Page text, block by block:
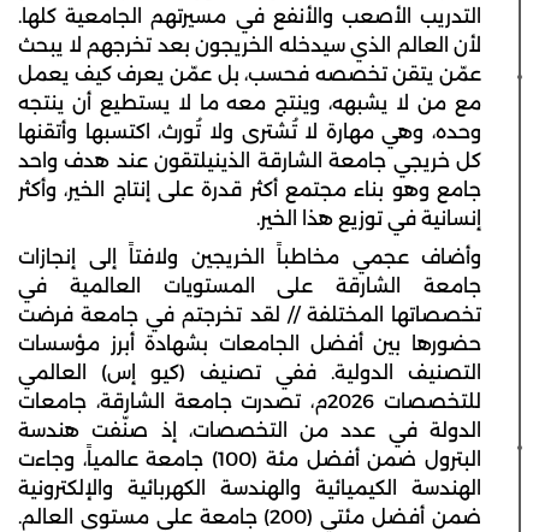
التدريب الأصعب والأنفع في مسيرتهم الجامعية كلها.
لأن العالم الذي سيدخله الخريجون بعد تخرجهم لا يبحث
عمّن يتقن تخصصه فحسب، بل عمّن يعرف كيف يعمل
مع من لا يشبهه، وينتج معه ما لا يستطيع أن ينتجه
وحده، وهي مهارة لا تُشترى ولا تُورث، اكتسبها وأتقنها
كل خريجي جامعة الشارقة الذينيلتقون عند هدف واحد
جامع وهو بناء مجتمع أكثر قدرة على إنتاج الخير، وأكثر
إنسانية في توزيع هذا الخير.
وأضاف عجمي مخاطباً الخريجين ولافتاً إلى إنجازات
جامعة الشارقة على المستويات العالمية في
تخصصاتها المختلفة // لقد تخرجتم في جامعة فرضت
حضورها بين أفضل الجامعات بشهادة أبرز مؤسسات
التصنيف الدولية. ففي تصنيف (كيو إس) العالمي
للتخصصات 2026م، تصدرت جامعة الشارقة، جامعات
الدولة في عدد من التخصصات، إذ صنّفت هندسة
البترول ضمن أفضل مئة (100) جامعة عالمياً، وجاءت
الهندسة الكيميائية والهندسة الكهربائية والإلكترونية
ضمن أفضل مئتي (200) جامعة على مستوى العالم.